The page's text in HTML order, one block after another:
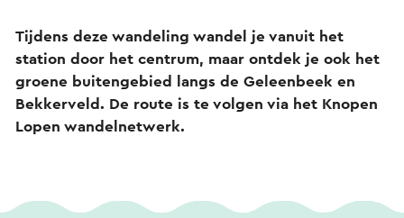
Tijdens deze wandeling wandel je vanuit het
station door het centrum, maar ontdek je ook het
groene buitengebied langs de Geleenbeek en
Bekkerveld. De route is te volgen via het Knopen
Lopen wandelnetwerk.